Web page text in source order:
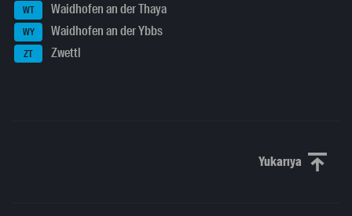
WT Waidhofen an der Thaya
WY Waidhofen an der Ybbs
ZT Zwettl
YukarıyaYukarı